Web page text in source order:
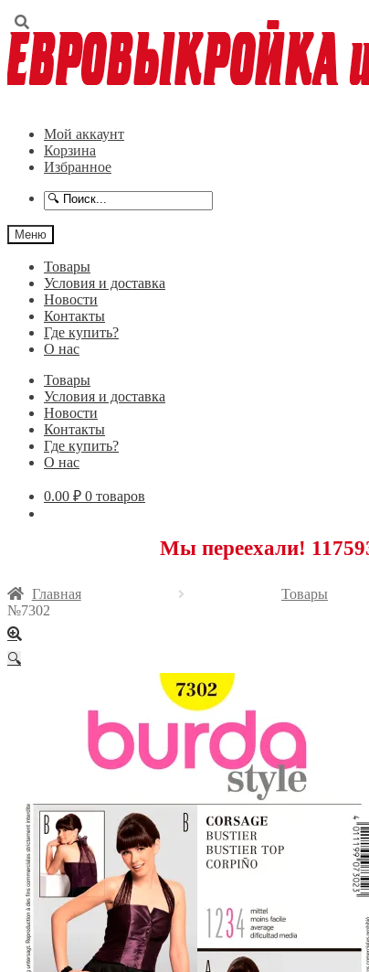
Перейти
к
навигации
Перейти
к
содержимому
Мой аккаунт
Корзина
Избранное
Меню
Товары
Условия и доставка
Новости
Контакты
Где купить?
О нас
Товары
Условия и доставка
Новости
Контакты
Где купить?
О нас
0.00 ₽ 0 товаров
Мы переехали! 117593
Главная Товары
№7302
🔍